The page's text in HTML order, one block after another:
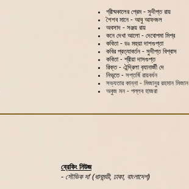
গ্রীষ্মকালের প্রেম - সুদীপ্ত রায়
শৈশব মানে - আবু আফজল
অবসাদ - সঞ্জয় রায়
কনে দেখা আলো - দেবোপমা মিশ্র
কবিতা - ডঃ মহুয়া দাশগুপ্তা
কবির প্রত্যাবর্তন - সুদীপ্ত বিশ্বাস
কবিতা - শ্রীয়া দাসগুপ্ত
রিক্ত - ঐন্দ্রিলা ব‍্যানার্জী দে
নিভৃতে - সপ্তর্ষি রায়বর্ধন
সভ্যতার কান্না - মিজানুর রহমান মিজান
অবুজ মন - পল্লব হাজরা
ব্রেকিং নিউজ
- সৌভিক দা' (ধানমন্ডী, ঢাকা, বাংলাদেশ)